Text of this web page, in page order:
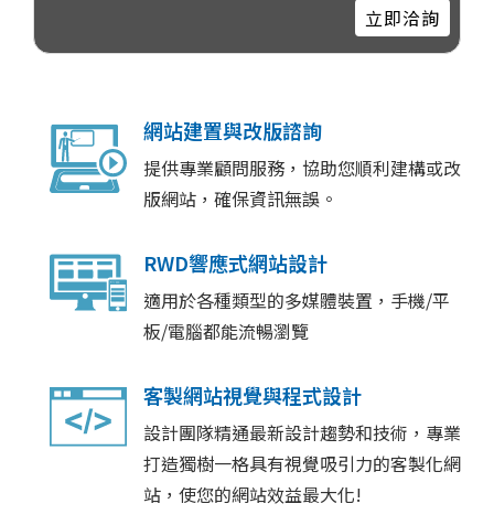
立即洽詢
網站建置與改版諮詢
提供專業顧問服務，協助您順利建構或改
版網站，確保資訊無誤。
RWD響應式網站設計
適用於各種類型的多媒體裝置，手機/平
板/電腦都能流暢瀏覽
客製網站視覺與程式設計
設計團隊精通最新設計趨勢和技術，專業
打造獨樹一格具有視覺吸引力的客製化網
站，使您的網站效益最大化!